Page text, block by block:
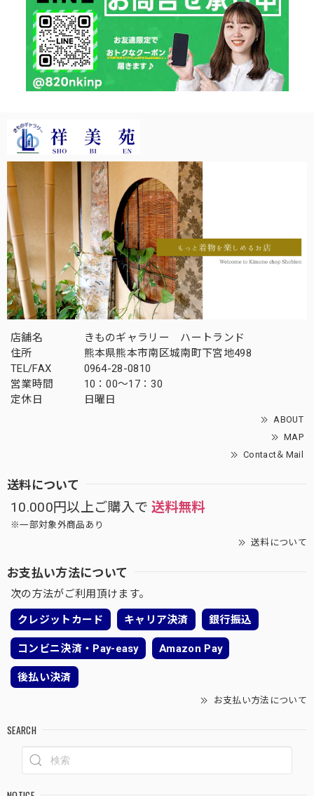
店舗名
きものギャラリー ハートランド
住所
熊本県熊本市南区城南町下宮地498
TEL/FAX
0964-28-0810
営業時間
10：00～17：30
定休日
日曜日
ABOUT
MAP
Contact＆Mail
送料について
10.000円以上ご購入で 送料無料
※一部対象外商品あり
送料について
お支払い方法について
次の方法がご利用頂けます。
クレジットカード キャリア決済 銀行振込
コンビニ決済・Pay-easy Amazon Pay
後払い決済
お支払い方法について
SEARCH